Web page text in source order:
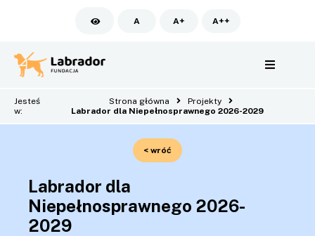
A A+ A++
Jesteś
w:
Strona główna
Projekty
Labrador dla Niepełnosprawnego 2026-2029
< wróć
Labrador dla
Niepełnosprawnego 2026-
2029